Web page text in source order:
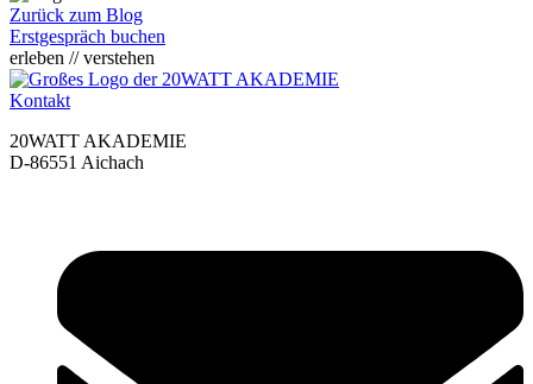
Zurück zum Blog
Erstgespräch buchen
erleben // verstehen
Kontakt
20WATT AKADEMIE
D-86551 Aichach